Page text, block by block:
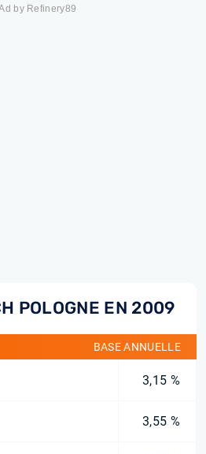
by Refinery89
POLOGNE EN 2009
BASE ANNUELLE
3,15 %
3,55 %